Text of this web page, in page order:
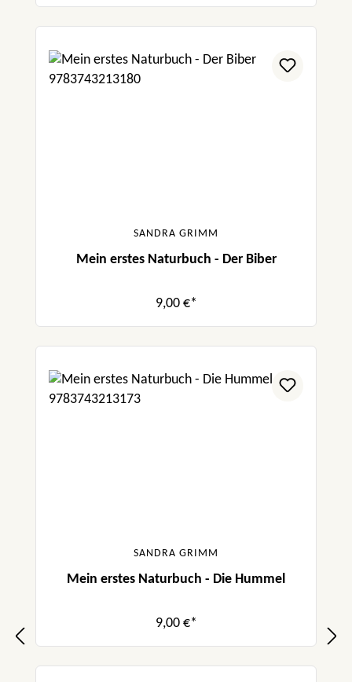
SANDRA GRIMM
Mein erstes Naturbuch - Der Biber
9,00 €*
SANDRA GRIMM
Mein erstes Naturbuch - Die Hummel
9,00 €*